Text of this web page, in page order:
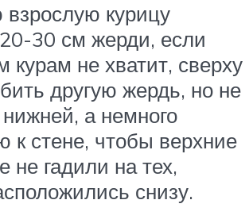
курицу
30 см жерди, если
курам не хватит, сверху
другую жердь, но не
а немного
к стене, чтобы верхние
не гадили на тех,
снизу.